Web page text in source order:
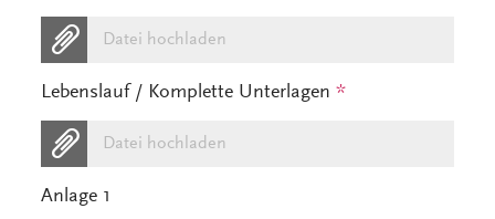
Datei hochladen
Lebenslauf / Komplette Unterlagen*
Datei hochladen
Anlage 1